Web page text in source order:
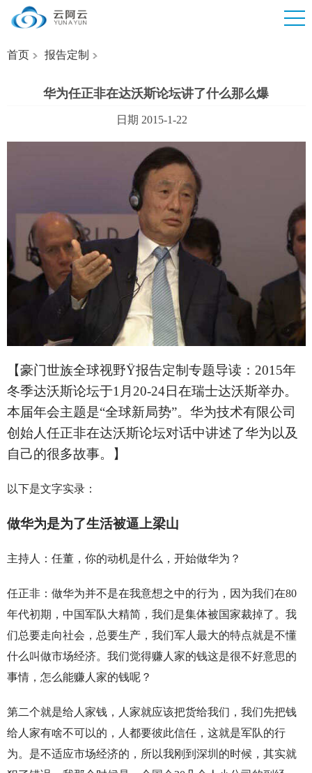
首页 报告定制
华为任正非在达沃斯论坛讲了什么那么爆
日期 2015-1-22
【豪门世族全球视野Ÿ报告定制专题导读：2015年
冬季达沃斯论坛于1月20-24日在瑞士达沃斯举办。
本届年会主题是“全球新局势”。华为技术有限公司
创始人任正非在达沃斯论坛对话中讲述了华为以及
自己的很多故事。】
以下是文字实录：
做华为是为了生活被逼上梁山
主持人：任董，你的动机是什么，开始做华为？
任正非：做华为并不是在我意想之中的行为，因为我们在80
年代初期，中国军队大精简，我们是集体被国家裁掉了。我
们总要走向社会，总要生产，我们军人最大的特点就是不懂
什么叫做市场经济。我们觉得赚人家的钱这是很不好意思的
事情，怎么能赚人家的钱呢？
第二个就是给人家钱，人家就应该把货给我们，我们先把钱
给人家有啥不可以的，人都要彼此信任，这就是军队的行
为。是不适应市场经济的，所以我刚到深圳的时候，其实就